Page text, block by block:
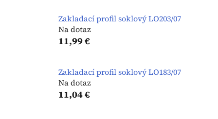
Zakladací profil soklový LO203/07
Na dotaz
11,99 €
Zakladací profil soklový LO183/07
Na dotaz
11,04 €